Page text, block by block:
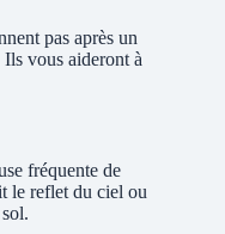
pas après un
vous aideront à
fréquente de
le reflet du ciel ou